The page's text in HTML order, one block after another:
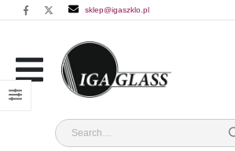
sklep@igaszklo.pl